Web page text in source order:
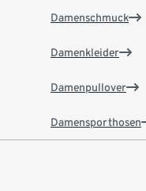
Damenschmuck
Damenkleider
Damenpullover
Damensporthosen